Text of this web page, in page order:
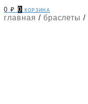
0₽ 0 корзина
главная / браслеты /